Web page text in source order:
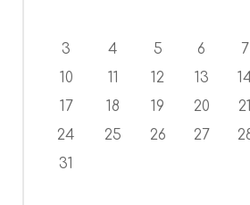
3
4 5 6 7
10 11 12 13
17
18 19 20 21
24
25 26 27
31